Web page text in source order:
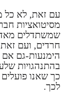
עם זאת, לא כל
מסיטואציות
שמשתדלים
חרדים, ועם
הימנעות-גם
בהתנהגויות
כך שאנו
לכך.